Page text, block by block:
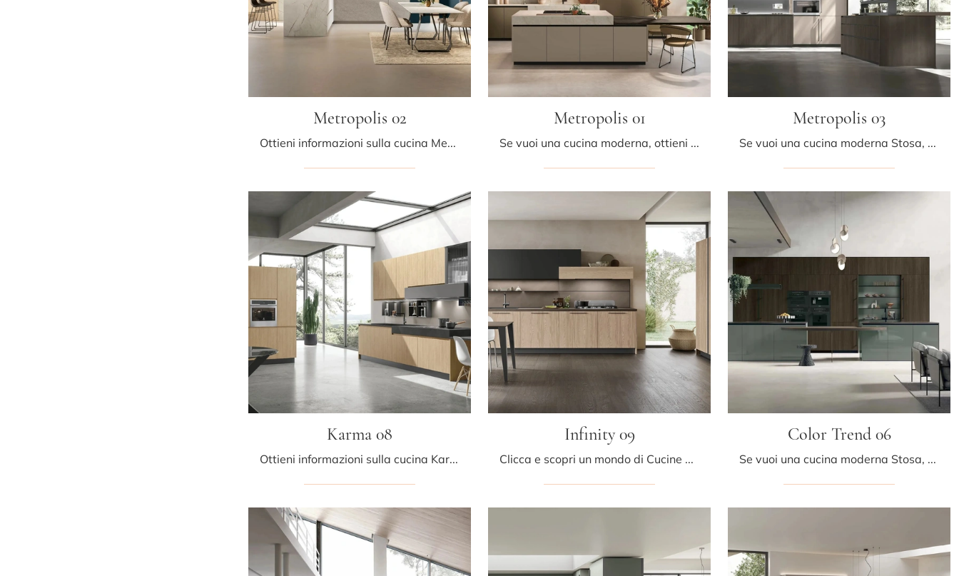
Metropolis 02
Ottieni informazioni sulla cucina Metropolis 02 di Stosa: questa soluzione in laminato sarà la scelta ideale per te!
Metropolis 01
Se vuoi una cucina moderna, ottieni informazioni sul modello Metropolis 01 Stosa.
Metropolis 03
Se vuoi una cucina moderna Stosa, Metropolis 03 in legno ti attende nel nostro negozio di Cucine Moderne con penisola.
Karma 08
Ottieni informazioni sulla cucina Karma 08 di Stosa: questa soluzione in legno sarà l'acquisto ideale per te!
Infinity 09
Clicca e scopri un mondo di Cucine Moderne in linea: la cucina Infinity 09 Stosa in legno ti aspetta!
Color Trend 06
Se vuoi una cucina moderna Stosa, Color Trend 06 in legno ti aspetta nel nostro negozio di Cucine Moderne con isola.